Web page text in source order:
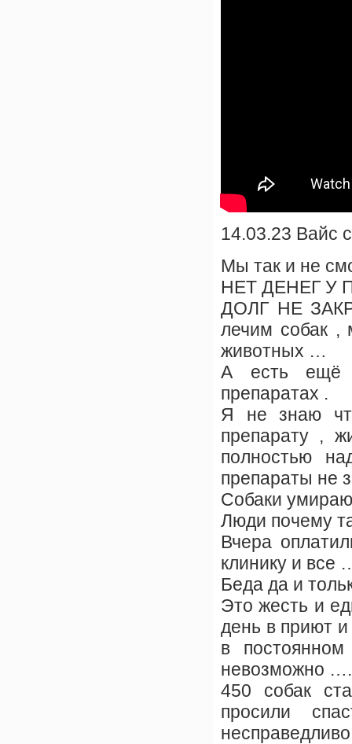
14.03.23 Вайс
Мы так и не
НЕТ ДЕНЕГ У
ДОЛГ НЕ
лечим собак ,
животных …
А есть ещё
препаратах .
Я не знаю
препарату ,
полностью
препараты не
Собаки
Люди почему
Вчера
клинику и все
Беда да и
Это жесть и
день в приют
в
невозможно ….
450 собак
просили